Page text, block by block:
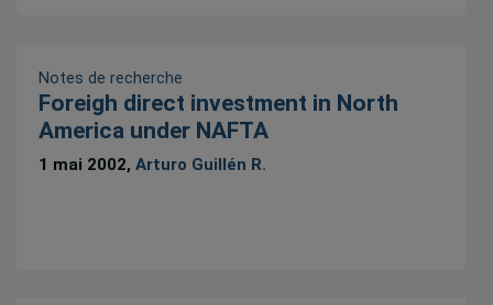
Notes de recherche
Foreigh direct investment in North
America under NAFTA
1 mai 2002,Arturo Guillén R.